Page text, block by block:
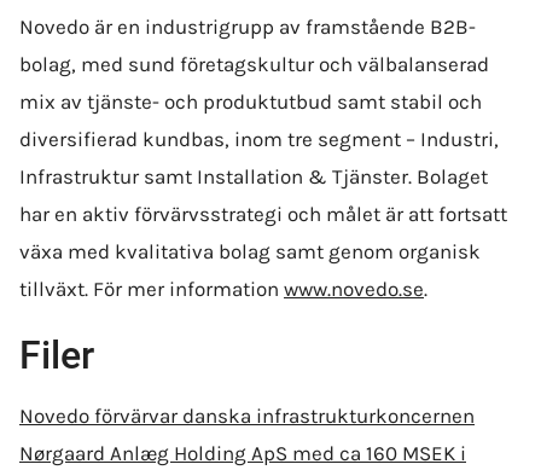
Novedo är en industrigrupp av framstående B2B-
bolag, med sund företagskultur och välbalanserad
mix av tjänste- och produktutbud samt stabil och
diversifierad kundbas, inom tre segment – Industri,
Infrastruktur samt Installation & Tjänster. Bolaget
har en aktiv förvärvsstrategi och målet är att fortsatt
växa med kvalitativa bolag samt genom organisk
tillväxt. För mer information www.novedo.se.
Filer
Novedo förvärvar danska infrastrukturkoncernen
Nørgaard Anlæg Holding ApS med ca 160 MSEK i